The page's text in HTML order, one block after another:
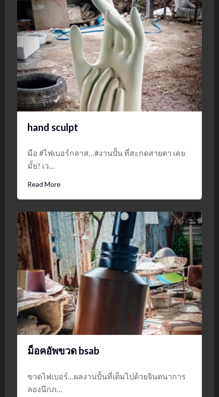
hand sculpt
มือ #ไฟเบอร์กลาส…#งานปั้น ที่สะกดสายตา เคย
มั้ย? เว…
Read More
ม็อคอัพขวด bsab
ขวดไฟเบอร์…ผลงานปั้นที่เต็มไปด้วยจินตนาการ
ลองนึกภ…